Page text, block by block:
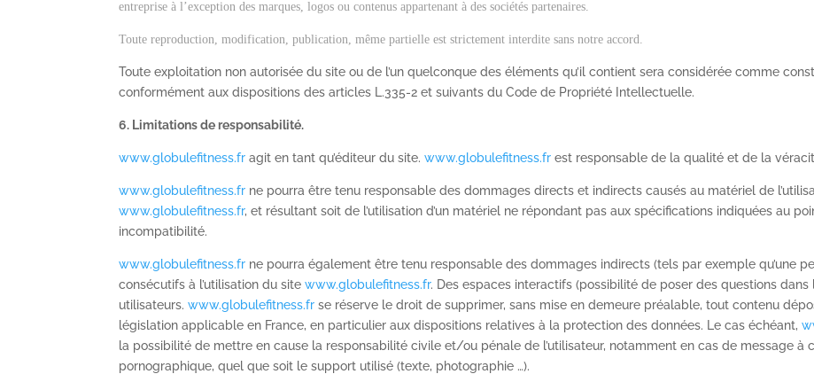
entreprise à l’exception des marques, logos ou contenus appartenant à des sociétés partenaires.
Toute reproduction, modification, publication, même partielle est strictement interdite sans notre accord.
Toute exploitation non autorisée du site ou de l’un quelconque des éléments qu’il contient sera considérée comme
conformément aux dispositions des articles L.335-2 et suivants du Code de Propriété Intellectuelle.
6. Limitations de responsabilité.
www.globulefitness.fr agit en tant qu’éditeur du site.www.globulefitness.fr est responsable de la qualité et de la
www.globulefitness.fr ne pourra être tenu responsable des dommages directs et indirects causés au matériel de
www.globulefitness.fr, et résultant soit de l’utilisation d’un matériel ne répondant pas aux spécifications indiquées au
incompatibilité.
www.globulefitness.fr ne pourra également être tenu responsable des dommages indirects (tels par exemple qu’une
consécutifs à l’utilisation du sitewww.globulefitness.fr. Des espaces interactifs (possibilité de poser des questions
utilisateurs.www.globulefitness.fr se réserve le droit de supprimer, sans mise en demeure préalable, tout contenu
législation applicable en France, en particulier aux dispositions relatives à la protection des données. Le cas échéant,
la possibilité de mettre en cause la responsabilité civile et/ou pénale de l’utilisateur, notamment en cas de message à
pornographique, quel que soit le support utilisé (texte, photographie …).